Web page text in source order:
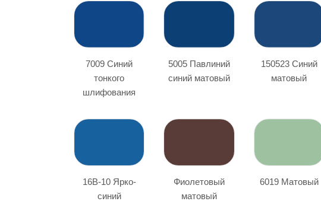
7009 Синий
тонкого
шлифования
5005 Павлиний
синий матовый
150523 Синий
матовый
16B-10 Ярко-
синий
Фиолетовый
матовый
6019 Матовый